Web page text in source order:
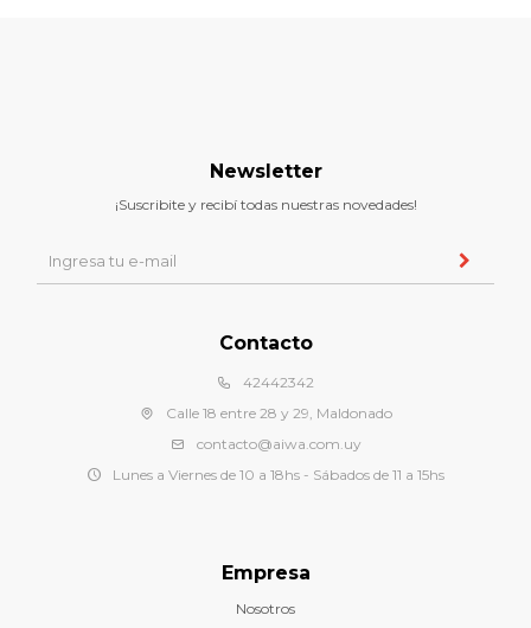
Contacto
42442342
Calle 18 entre 28 y 29, Maldonado
contacto@aiwa.com.uy
Lunes a Viernes de 10 a 18hs - Sábados de 11 a 15hs
Empresa
Nosotros
Newsletter
¡Suscribite y recibí todas nuestras novedades!